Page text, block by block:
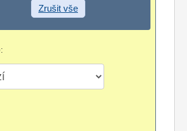
Zrušit vše